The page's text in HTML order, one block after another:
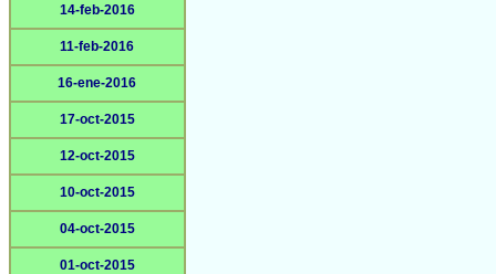
14-feb-2016
11-feb-2016
16-ene-2016
17-oct-2015
12-oct-2015
10-oct-2015
04-oct-2015
01-oct-2015